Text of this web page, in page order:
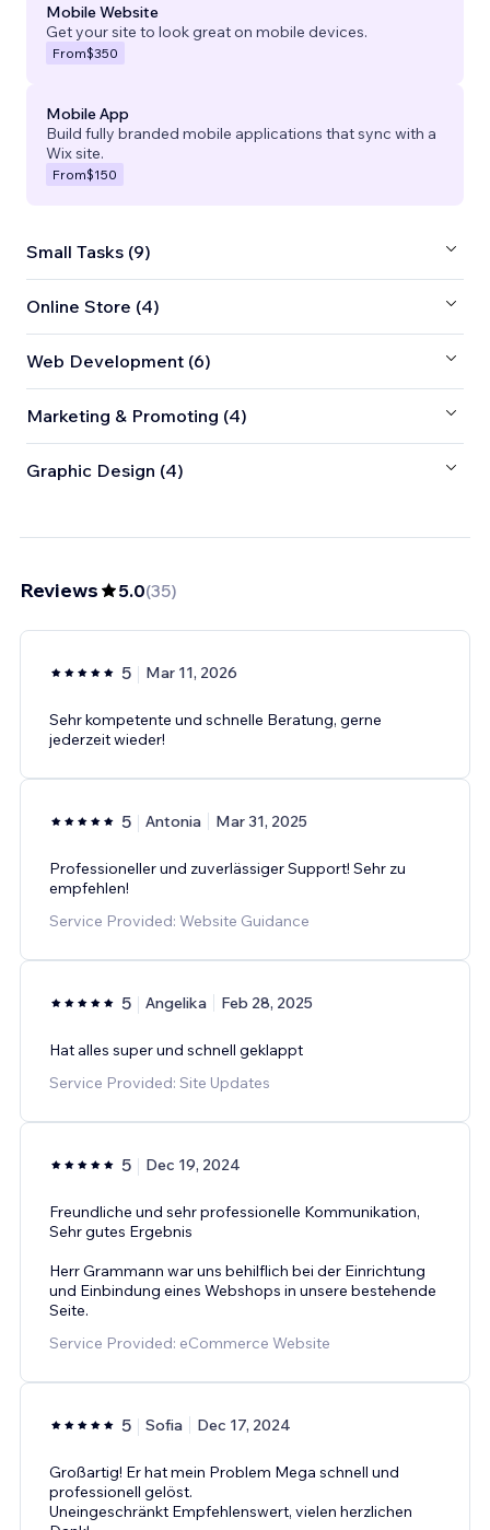
Mobile Website
Get your site to look great on mobile devices.
From$350
Mobile App
Build fully branded mobile applications that sync with a
Wix site.
From$150
Small Tasks (9)
Online Store (4)
Web Development (6)
Marketing & Promoting (4)
Graphic Design (4)
Reviews 5.0(35)
5 Mar 11, 2026
Sehr kompetente und schnelle Beratung, gerne
jederzeit wieder!
5 Antonia Mar 31, 2025
Professioneller und zuverlässiger Support! Sehr zu
empfehlen!
Service Provided: Website Guidance
5 Angelika Feb 28, 2025
Hat alles super und schnell geklappt
Service Provided: Site Updates
5 Dec 19, 2024
Freundliche und sehr professionelle Kommunikation,
Sehr gutes Ergebnis
Herr Grammann war uns behilflich bei der Einrichtung
und Einbindung eines Webshops in unsere bestehende
Seite.
Service Provided: eCommerce Website
5 Sofia Dec 17, 2024
Großartig! Er hat mein Problem Mega schnell und
professionell gelöst.
Uneingeschränkt Empfehlenswert, vielen herzlichen